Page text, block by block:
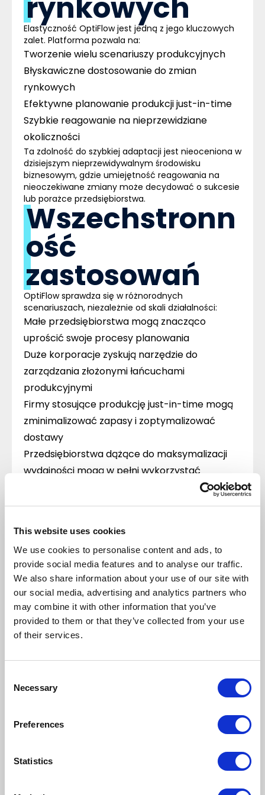
This website uses cookies
We use cookies to personalise content and ads, to
provide social media features and to analyse our traffic.
We also share information about your use of our site with
our social media, advertising and analytics partners who
may combine it with other information that you’ve
provided to them or that they’ve collected from your use
of their services.
Selection
Necessary
Preferences
Statistics
rynkowych
Elastyczność OptiFlow jest jedną z jego kluczowych
zalet. Platforma pozwala na:
Tworzenie wielu scenariuszy produkcyjnych
Błyskawiczne dostosowanie do zmian
rynkowych
Efektywne planowanie produkcji just-in-time
Szybkie reagowanie na nieprzewidziane
okoliczności
Ta zdolność do szybkiej adaptacji jest nieoceniona w
dzisiejszym nieprzewidywalnym środowisku
biznesowym, gdzie umiejętność reagowania na
nieoczekiwane zmiany może decydować o sukcesie
lub porażce przedsiębiorstwa.
Wszechstronn
ość
zastosowań
OptiFlow sprawdza się w różnorodnych
scenariuszach, niezależnie od skali działalności:
Małe przedsiębiorstwa mogą znacząco
uprościć swoje procesy planowania
Duże korporacje zyskują narzędzie do
zarządzania złożonymi łańcuchami
produkcyjnymi
Firmy stosujące produkcję just-in-time mogą
zminimalizować zapasy i zoptymalizować
dostawy
Przedsiębiorstwa dążące do maksymalizacji
wydajności mogą w pełni wykorzystać
potencjał swoich maszyn i pracowników
Krok w stronę
Przemysłu 4.0
Implementacja OptiFlow to nie tylko zwiększenie
efektywności produkcji, ale również istotny krok w
kierunku transformacji cyfrowej przedsiębiorstwa.
Wykorzystanie sztucznej inteligencji w codziennych
operacjach produkcyjnych pozwala firmom na:
Wejście w nową erę Przemysłu 4.0
Zwiększenie konkurencyjności na rynku
Jak rozpocząć
z OptiFlow?
Dla firm zainteresowanych tą rewolucją w
planowaniu produkcji, INLOGICA – twórca OptiFlow –
doskonała okazja, by zobaczyć narzędzie w akcji,
skonsultować się z ekspertami i ocenić potencjalne